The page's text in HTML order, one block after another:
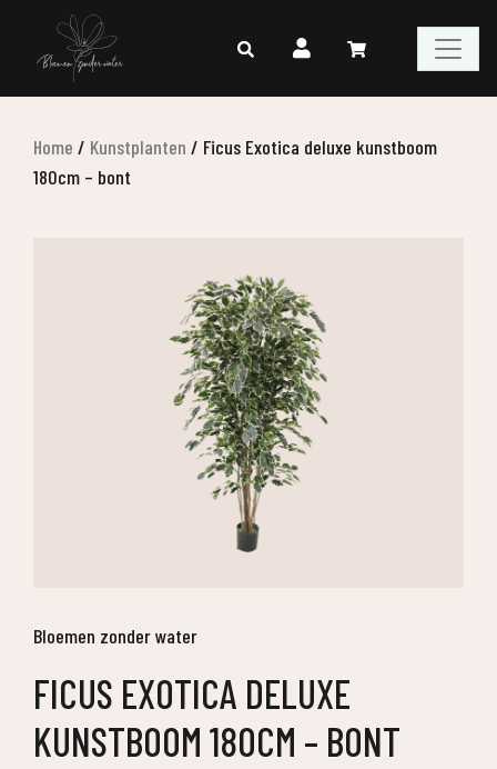
Home / Kunstplanten / Ficus Exotica deluxe kunstboom
180cm – bont
Bloemen zonder water
FICUS EXOTICA DELUXE
KUNSTBOOM 180CM – BONT